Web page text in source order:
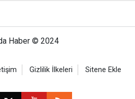
Haber © 2024
Gizlilik İlkeleri Sitene Ekle